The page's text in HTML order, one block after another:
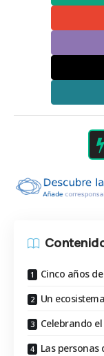
Cinco años
Un
Celebrando
Las personas